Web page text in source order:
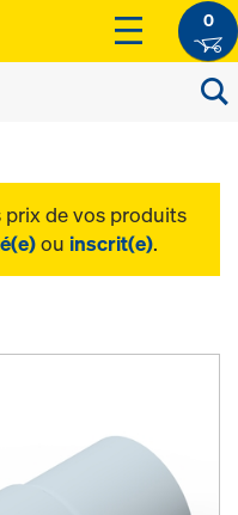
0
prix de vos produits
ou inscrit(e).